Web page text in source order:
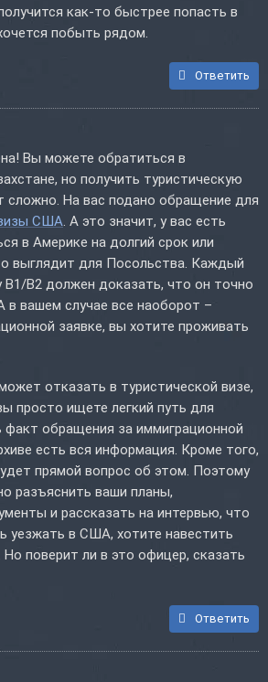
как-то быстрее попасть в
побыть рядом.
Ответить
Вы можете обратиться в
но получить туристическую
сложно. На вас подано обращение для
США. А это значит, у вас есть
в Америке на долгий срок или
выглядит для Посольства. Каждый
B1/B2 должен доказать, что он точно
в вашем случае все наоборот –
заявке, вы хотите проживать
отказать в туристической визе,
просто ищете легкий путь для
факт обращения за иммиграционной
есть вся информация. Кроме того,
прямой вопрос об этом. Поэтому
разъяснить ваши планы,
и рассказать на интервью, что
уезжать в США, хотите навестить
Но поверит ли в это офицер, сказать
Ответить